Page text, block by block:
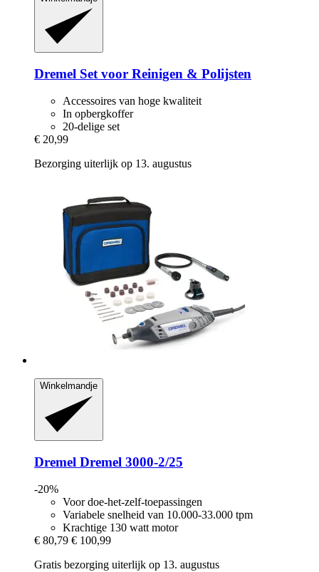
Dremel Set voor Reinigen & Polijsten
Accessoires van hoge kwaliteit
In opbergkoffer
20-delige set
€ 20,99
Bezorging uiterlijk op 13. augustus
Winkelmandje
Dremel Dremel 3000-​2/25
-20%
Voor doe-het-zelf-toepassingen
Variabele snelheid van 10.000-33.000 tpm
Krachtige 130 watt motor
€ 80,79 € 100,99
Gratis bezorging uiterlijk op 13. augustus